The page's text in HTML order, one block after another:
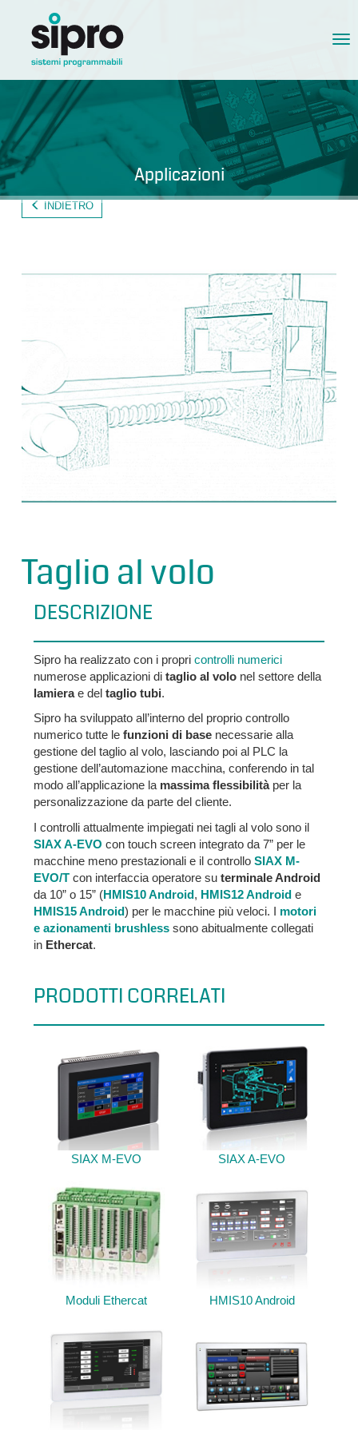
Applicazioni
INDIETRO
Taglio al volo
DESCRIZIONE
Sipro ha realizzato con i propri controlli numerici
numerose applicazioni di taglio al volo nel settore della
lamierae del taglio tubi.
Sipro ha sviluppato all’interno del proprio controllo
numerico tutte le funzioni di base necessarie alla
gestione del taglio al volo, lasciando poi al PLC la
gestione dell’automazione macchina, conferendo in tal
modo all’applicazione la massima flessibilitàper la
personalizzazione da parte del cliente.
I controlli attualmente impiegati nei tagli al volo sono il
SIAX A-EVO con touch screen integrato da 7” per le
macchine meno prestazionali e il controllo SIAX M-
EVO/T con interfaccia operatore su terminale Android
da 10” o 15” (HMIS10 Android, HMIS12 Android e
HMIS15 Android) per le macchine più veloci. I motori
e azionamenti brushless sono abitualmente collegati
in Ethercat.
PRODOTTI CORRELATI
SIAX M-EVO SIAX A-EVO
Moduli Ethercat HMIS10 Android